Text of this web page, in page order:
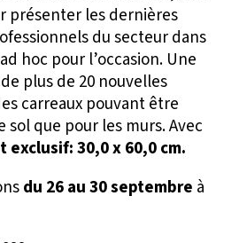
présenter les dernières
du secteur dans
hoc pour l’occasion. Une
plus de 20 nouvelles
carreaux pouvant être
que pour les murs. Avec
exclusif: 30,0 x 60,0 cm.
du 26 au 30 septembre à